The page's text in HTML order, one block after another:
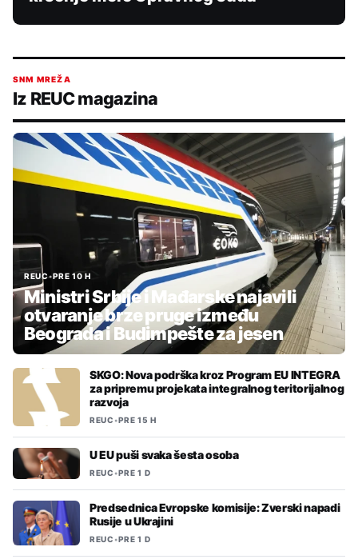
SNM MREŽA
Iz REUC magazina
REUC•PRE 10 H
Ministri Srbije i Mađarske najavili
otvaranje brze pruge između
Beograda i Budimpešte za jesen
SKGO: Nova podrška kroz Program EU INTEGRA
za pripremu projekata integralnog teritorijalnog
razvoja
REUC•PRE 15 H
U EU puši svaka šesta osoba
REUC•PRE 1 D
Predsednica Evropske komisije: Zverski napadi
Rusije u Ukrajini
REUC•PRE 1 D